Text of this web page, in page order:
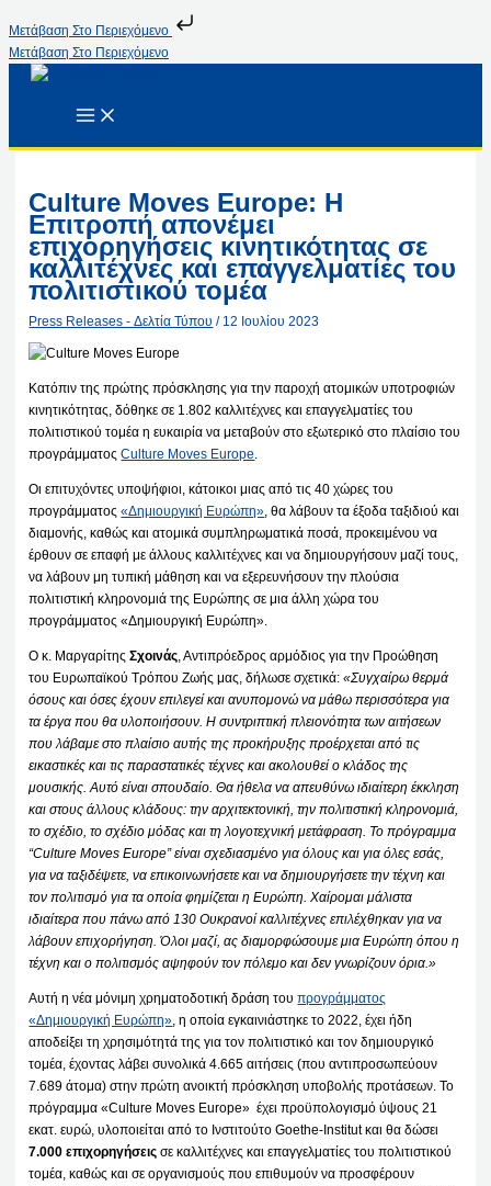
Μετάβαση Στο Περιεχόμενο
Μετάβαση Στο Περιεχόμενο
Culture Moves Europe: Η
Επιτροπή απονέμει
επιχορηγήσεις κινητικότητας σε
καλλιτέχνες και επαγγελματίες του
πολιτιστικού τομέα
Press Releases - Δελτία Τύπου / 12 Ιουλίου 2023
Κατόπιν της πρώτης πρόσκλησης για την παροχή ατομικών υποτροφιών
κινητικότητας, δόθηκε σε 1.802 καλλιτέχνες και επαγγελματίες του
πολιτιστικού τομέα η ευκαιρία να μεταβούν στο εξωτερικό στο πλαίσιο του
προγράμματοςCulture Moves Europe.
Οι επιτυχόντες υποψήφιοι, κάτοικοι μιας από τις 40 χώρες του
προγράμματος«Δημιουργική Ευρώπη», θα λάβουν τα έξοδα ταξιδιού και
διαμονής, καθώς και ατομικά συμπληρωματικά ποσά, προκειμένου να
έρθουν σε επαφή με άλλους καλλιτέχνες και να δημιουργήσουν μαζί τους,
να λάβουν μη τυπική μάθηση και να εξερευνήσουν την πλούσια
πολιτιστική κληρονομιά της Ευρώπης σε μια άλλη χώρα του
προγράμματος «Δημιουργική Ευρώπη».
Ο κ. ΜαργαρίτηςΣχοινάς, Αντιπρόεδρος αρμόδιος για την Προώθηση
του Ευρωπαϊκού Τρόπου Ζωής μας, δήλωσε σχετικά:«Συγχαίρω θερμά
όσους και όσες έχουν επιλεγεί και ανυπομονώ να μάθω περισσότερα για
τα έργα που θα υλοποιήσουν. Η συντριπτική πλειονότητα των αιτήσεων
που λάβαμε στο πλαίσιο αυτής της προκήρυξης προέρχεται από τις
εικαστικές και τις παραστατικές τέχνες και ακολουθεί ο κλάδος της
μουσικής. Αυτό είναι σπουδαίο. Θα ήθελα να απευθύνω ιδιαίτερη έκκληση
και στους άλλους κλάδους: την αρχιτεκτονική, την πολιτιστική κληρονομιά,
το σχέδιο, το σχέδιο μόδας και τη λογοτεχνική μετάφραση. Το πρόγραμμα
“Culture Moves Europe” είναι σχεδιασμένο για όλους και για όλες εσάς,
για να ταξιδέψετε, να επικοινωνήσετε και να δημιουργήσετε την τέχνη και
τον πολιτισμό για τα οποία φημίζεται η Ευρώπη. Χαίρομαι μάλιστα
ιδιαίτερα που πάνω από 130 Ουκρανοί καλλιτέχνες επιλέχθηκαν για να
λάβουν επιχορήγηση. Όλοι μαζί, ας διαμορφώσουμε μια Ευρώπη όπου η
τέχνη και ο πολιτισμός αψηφούν τον πόλεμο και δεν γνωρίζουν όρια.»
Αυτή η νέα μόνιμη χρηματοδοτική δράση τουπρογράμματος
«Δημιουργική Ευρώπη», η οποία εγκαινιάστηκε το 2022, έχει ήδη
αποδείξει τη χρησιμότητά της για τον πολιτιστικό και τον δημιουργικό
τομέα, έχοντας λάβει συνολικά 4.665 αιτήσεις (που αντιπροσωπεύουν
7.689 άτομα) στην πρώτη ανοικτή πρόσκληση υποβολής προτάσεων. Το
πρόγραμμα «Culture Moves Europe» έχει προϋπολογισμό ύψους 21
εκατ. ευρώ, υλοποιείται από το Ινστιτούτο Goethe-Institut και θα δώσει
7.000 επιχορηγήσεις σε καλλιτέχνες και επαγγελματίες του πολιτιστικού
τομέα, καθώς και σε οργανισμούς που επιθυμούν να προσφέρουν